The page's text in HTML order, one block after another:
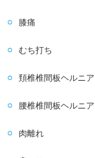
膝痛
むち打ち
頚椎椎間板ヘルニア
腰椎椎間板ヘルニア
肉離れ